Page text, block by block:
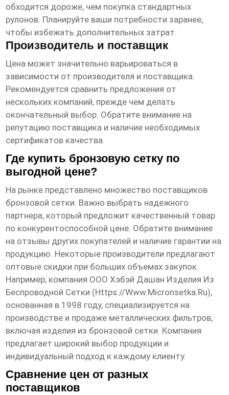
обходится дороже, чем покупка стандартных
рулонов. Планируйте ваши потребности заранее,
чтобы избежать дополнительных затрат.
Производитель и поставщик
Цена может значительно варьироваться в
зависимости от производителя и поставщика.
Рекомендуется сравнить предложения от
нескольких компаний, прежде чем делать
окончательный выбор. Обратите внимание на
репутацию поставщика и наличие необходимых
сертификатов качества.
Где купить бронзовую сетку по
выгодной цене?
На рынке представлено множество поставщиков
бронзовой сетки. Важно выбрать надежного
партнера, который предложит качественный товар
по конкурентоспособной цене. Обратите внимание
на отзывы других покупателей и наличие гарантии на
продукцию. Некоторые производители предлагают
оптовые скидки при больших объемах закупок.
Например, компания ООО Хэбэй Дашан Изделия Из
Беспроводной Сетки (Https://www.micronsetka.ru),
основанная в 1998 году, специализируется на
производстве и продаже металлических фильтров,
включая изделия из бронзовой сетки. Компания
предлагает широкий выбор продукции и
индивидуальный подход к каждому клиенту.
Сравнение цен от разных
поставщиков